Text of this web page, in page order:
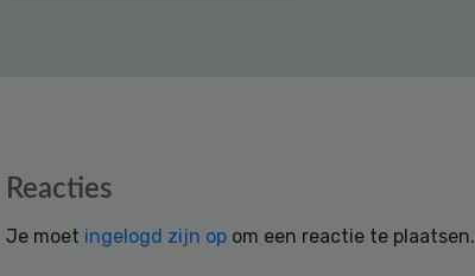
Reacties
Je moet ingelogd zijn op om een reactie te plaatsen.